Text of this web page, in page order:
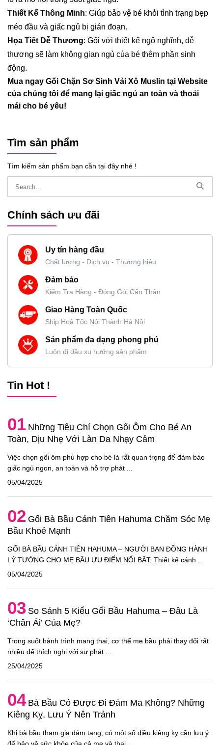
Thiết Kế Thông Minh: Giúp bảo vệ bé khỏi tình trạng bẹp
méo đầu và giấc ngủ bị gián đoạn.
Họa Tiết Dễ Thương: Gối với thiết kế ngộ nghĩnh, dễ
thương sẽ làm không gian ngủ của bé thêm phần sinh
động.
Mua ngay Gối Chặn Sơ Sinh Vải Xô Muslin tại Website
của chúng tôi để mang lại giấc ngủ an toàn và thoải
mái cho bé yêu!
Tìm sản phẩm
Tìm kiếm sản phẩm bạn cần tại đây nhé !
Chính sách ưu đãi
Uy tín hàng đầu
Chất lượng - Dịch vụ - Thương hiệu
Đảm bảo
Kiểm Tra Hàng - Đóng Gói Cẩn Thận
Giao Hàng Toàn Quốc
Ship Hoả Tốc Nội Thành Hà Nội
Sản phẩm đa dạng phong phú
Luôn đi đầu xu hướng sản phẩm
Tin Hot !
01 Những Tiêu Chí Chọn Gối Ôm Cho Bé An
Toàn, Dịu Nhẹ Với Làn Da Nhạy Cảm
Việc chọn gối ôm phù hợp cho bé là rất quan trọng để đảm bảo
giấc ngủ ngon, an toàn và hỗ trợ phát ...
05/04/2025
02 Gối Bà Bầu Cánh Tiên Hahuma Chăm Sóc Mẹ
Bầu Khoẻ Mạnh
GỐI BÀ BẦU CÁNH TIÊN HAHUMA – NGƯỜI BẠN ĐỒNG HÀNH
LÝ TƯỞNG CHO MẸ BẦU ƯU ĐIỂM NỔI BẬT: Thiết kế cánh ...
05/04/2025
03 So Sánh 5 Kiểu Gối Bầu Hahuma – Đâu Là
‘Chân Ái’ Của Mẹ?
Trong suốt hành trình mang thai, cơ thể mẹ bầu phải thay đổi rất
nhiều để thích nghi với sự phát ...
25/04/2025
04 Bà Bầu Có Được Đi Đám Ma Không? Những
Kiêng Kỵ, Lưu Ý Nên Tránh
Khi bà bầu tham gia đám tang, có một số điều kiêng kỵ cần lưu ý